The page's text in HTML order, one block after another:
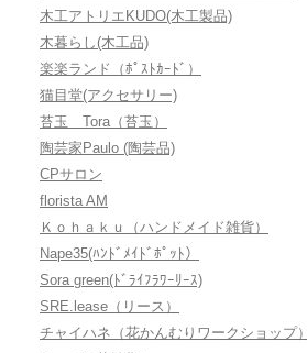
木工アトリエKUDO(木工製品)
木暮らし(木工品)
楽楽ランド（ﾎﾟｽﾄｶｰﾄﾞ）
猫目堂(アクセサリー)
苔玉 Tora（苔玉）
陶芸家Paulo (陶芸品)
CPサロン
florista AM
Ｋｏｈａｋｕ（ハンドメイド雑貨）
Nape35(ﾊﾝﾄﾞﾒｲﾄﾞﾎﾟｯﾄ）
Sora green(ﾄﾞﾗｲﾌﾗﾜｰﾘｰｽ)
SRE.lease（リース）
チャイハネ（花かんむりワークショップ）